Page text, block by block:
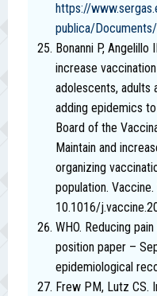
https://
publica/
Bonanni P, Angelillo
increase
adolescents, adults
adding epidemics
Board of the
Maintain and
organizing
population.
10.1016/
WHO. Reducing
position paper –
epidemiological
Frew PM, Lutz CS.